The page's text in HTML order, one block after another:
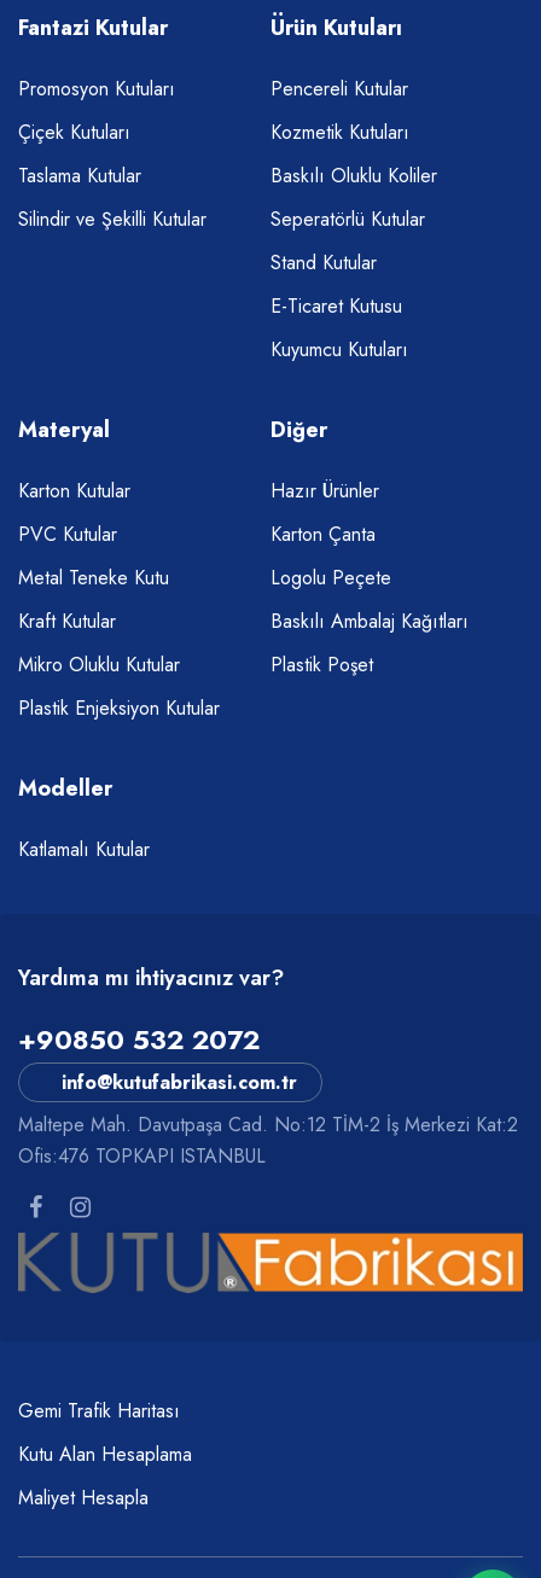
Fantazi Kutular
Promosyon Kutuları
Çiçek Kutuları
Taslama Kutular
Silindir ve Şekilli Kutular
Ürün Kutuları
Pencereli Kutular
Kozmetik Kutuları
Baskılı Oluklu Koliler
Seperatörlü Kutular
Stand Kutular
E-Ticaret Kutusu
Kuyumcu Kutuları
Materyal
Karton Kutular
PVC Kutular
Metal Teneke Kutu
Kraft Kutular
Mikro Oluklu Kutular
Plastik Enjeksiyon Kutular
Diğer
Hazır Ürünler
Karton Çanta
Logolu Peçete
Baskılı Ambalaj Kağıtları
Plastik Poşet
Modeller
Katlamalı Kutular
Yardıma mı ihtiyacınız var?
+90850 532 2072
info@kutufabrikasi.com.tr
Maltepe Mah. Davutpaşa Cad. No:12 TİM-2 İş Merkezi Kat:2
Ofis:476 TOPKAPI ISTANBUL
Gemi Trafik Haritası
Kutu Alan Hesaplama
Maliyet Hesapla